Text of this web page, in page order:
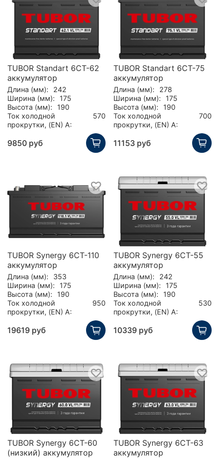
TUBOR Standart 6СТ-62
аккумулятор
Длина (мм):
242
Ширина (мм):
175
Высота (мм):
190
Ток холодной
прокрутки, (EN) А:
570
9850 руб
TUBOR Standart 6СТ-75
аккумулятор
Длина (мм):
278
Ширина (мм):
175
Высота (мм):
190
Ток холодной
прокрутки, (EN) А:
700
11153 руб
TUBOR Synergy 6СТ-110
аккумулятор
Длина (мм):
353
Ширина (мм):
175
Высота (мм):
190
Ток холодной
прокрутки, (EN) А:
950
19619 руб
TUBOR Synergy 6СТ-55
аккумулятор
Длина (мм):
242
Ширина (мм):
175
Высота (мм):
190
Ток холодной
прокрутки, (EN) А:
530
10339 руб
TUBOR Synergy 6СТ-60
(низкий) аккумулятор
TUBOR Synergy 6СТ-63
аккумулятор